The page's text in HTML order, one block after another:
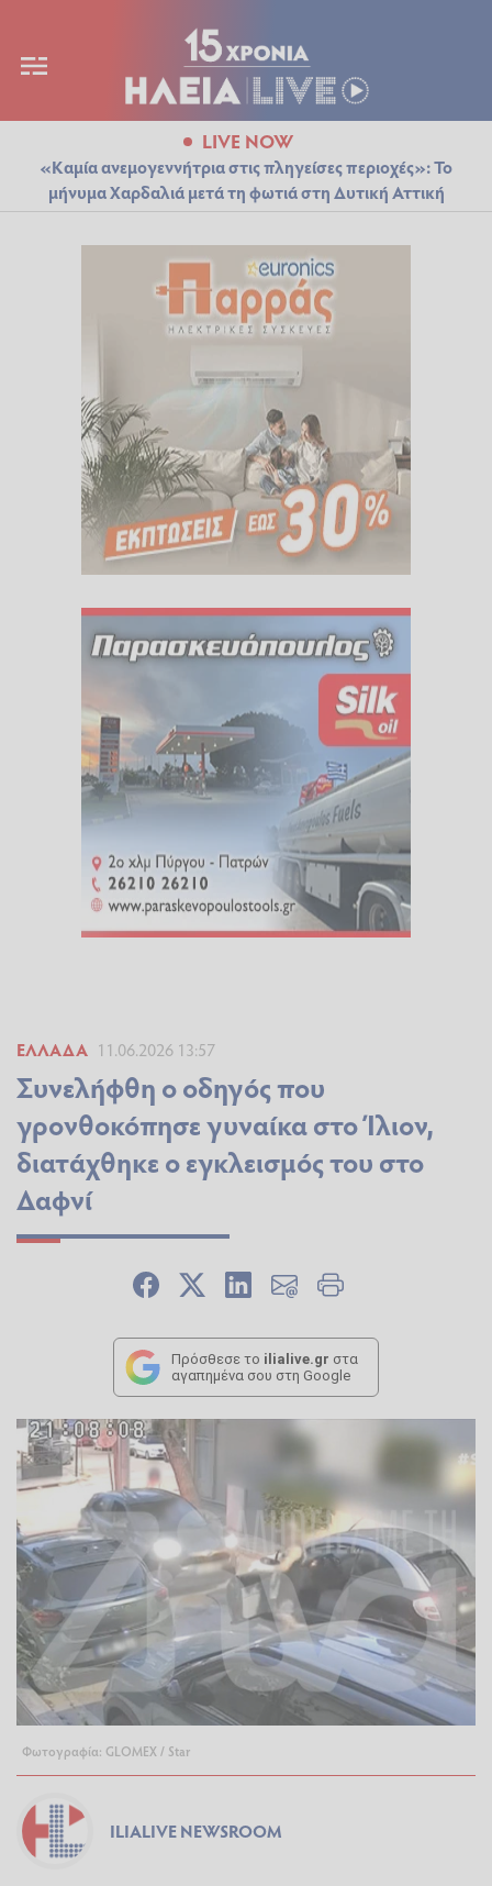
LIVE NOW
«Καμία ανεμογεννήτρια στις πληγείσες περιοχές»: Το
μήνυμα Χαρδαλιά μετά τη φωτιά στη Δυτική Αττική
ΕΛΛΆΔΑ 11.06.2026 13:57
Συνελήφθη ο οδηγός που
γρονθοκόπησε γυναίκα στο Ίλιον,
διατάχθηκε ο εγκλεισμός του στο
Δαφνί
Πρόσθεσε το ilialive.gr στα
αγαπημένα σου στη Google
Φωτογραφία: GLOMEX / Star
ILIALIVE NEWSROOM